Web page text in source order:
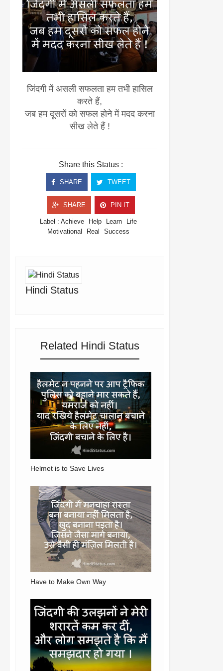
जिंदगी में असली सफलता हम तभी हासिल
करते हैं,
जब हम दूसरों को सफल होने में मदद करना
सीख लेते हैं !
Share this Status :
SHARE TWEET
SHARE PIN IT
Label : Achieve Help Learn
Life
Motivational
Real Success
Hindi Status
Related Hindi Status
Helmet is to Save Lives
Have to Make Own Way